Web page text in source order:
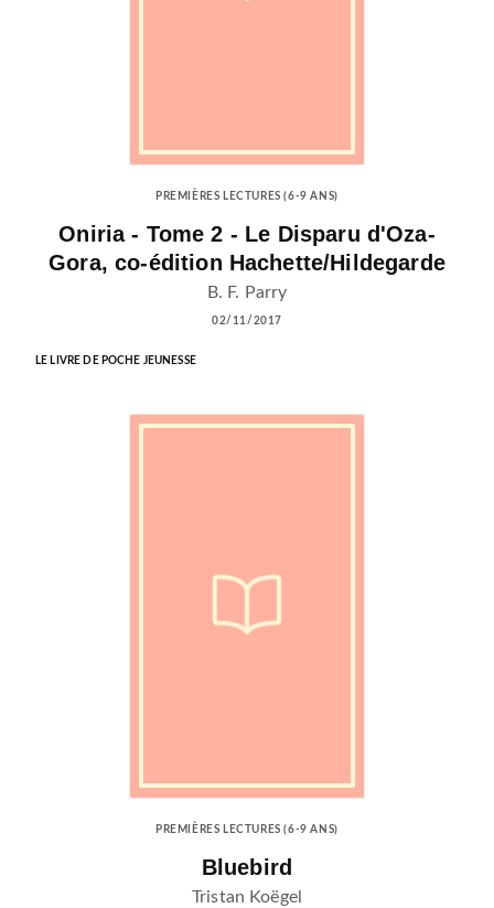
PREMIÈRES LECTURES (6-9 ANS)
Oniria - Tome 2 - Le Disparu d'Oza-
Gora, co-édition Hachette/Hildegarde
B. F. Parry
02/11/2017
LE LIVRE DE POCHE JEUNESSE
PREMIÈRES LECTURES (6-9 ANS)
Bluebird
Tristan Koëgel